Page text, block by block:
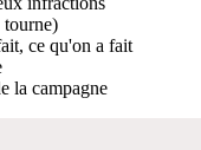
tourne)
ce qu'on a fait
la campagne